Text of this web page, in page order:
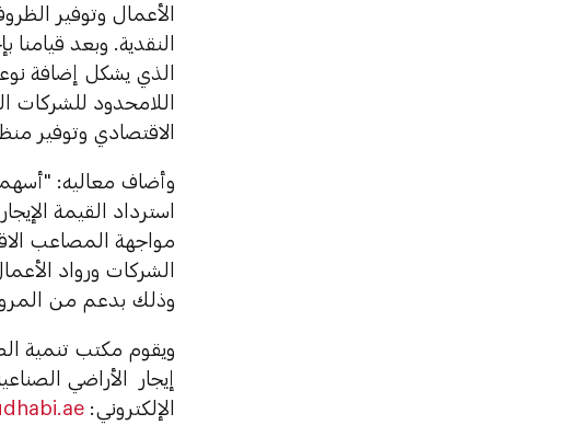
الأعمال وتوفير
النقدية. وبعد
الذي يشكل إضافة
اللامحدود للشركات
الاقتصادي وتوفير
وأضاف معاليه:
مواجهة المصاعب
الشركات ورواد
وذلك بدعم من
ويقوم مكتب تنمية
إيجار الأراضي
الإلكتروني: